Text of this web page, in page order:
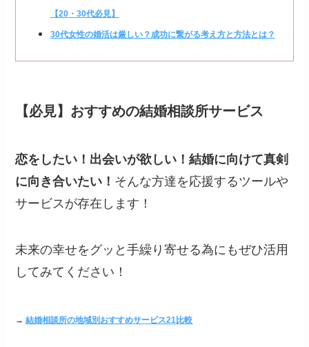
【20・30代必見】
30代女性の婚活は厳しい？成功に繋がる考え方と方法とは？
【必見】おすすめの結婚相談所サービス
恋をしたい！出会いが欲しい！結婚に向けて真剣
に向き合いたい！ そんな方達を応援するツールや
サービスが存在します！
未来の幸せをグッと手繰り寄せる為にもぜひ活用
してみてください！
→結婚相談所の地域別おすすめサービス21比較